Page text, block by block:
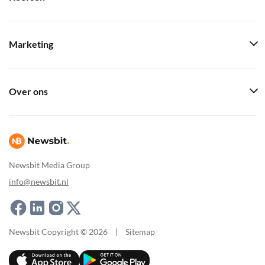
Newsbit Media Group
info@newsbit.nl
Marketing
Over ons
Newsbit Copyright © 2026 | Sitemap